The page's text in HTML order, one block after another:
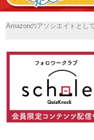
Amazonのアソシエイトとし